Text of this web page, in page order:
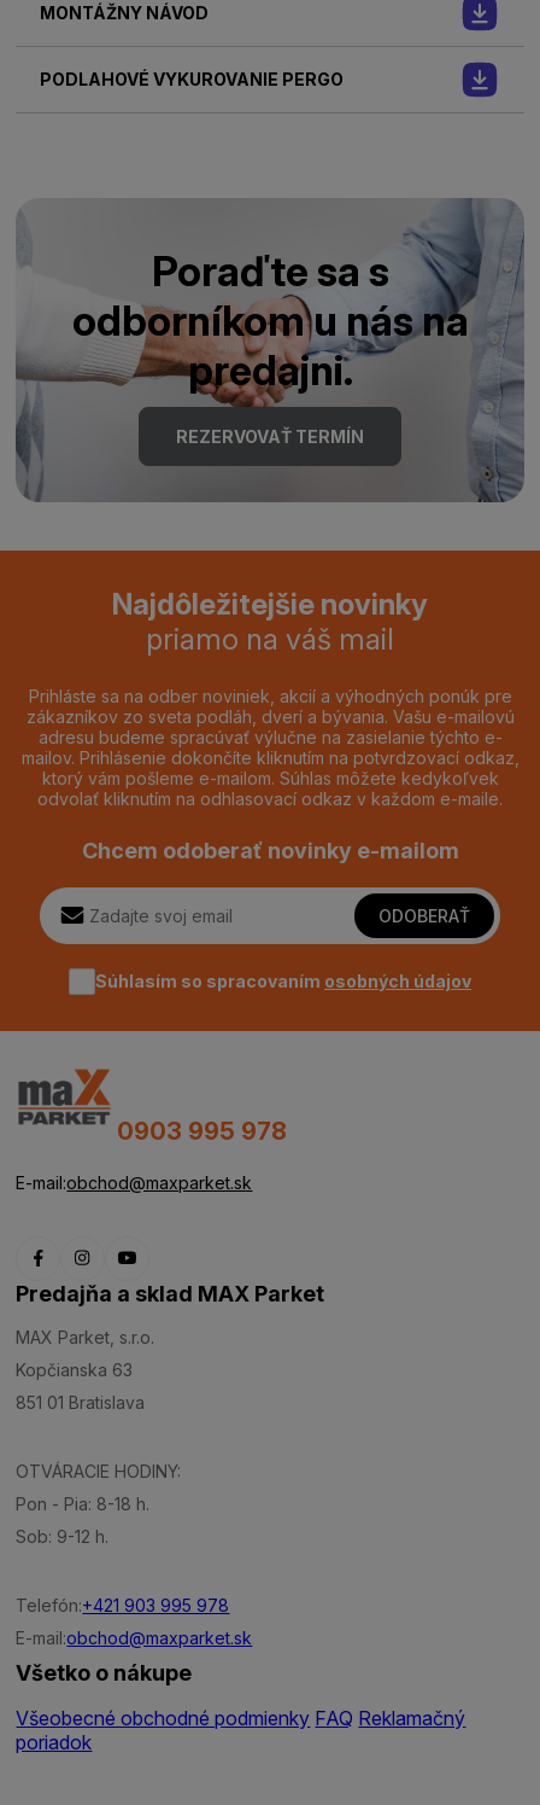
MONTÁŽNY NÁVOD
PODLAHOVÉ VYKUROVANIE PERGO
Poraďte sa s
odborníkom u nás na
predajni.
REZERVOVAŤ TERMÍN
Najdôležitejšie novinky
priamo na váš mail
Prihláste sa na odber noviniek, akcií a výhodných ponúk pre
zákazníkov zo sveta podláh, dverí a bývania. Vašu e-mailovú
adresu budeme spracúvať výlučne na zasielanie týchto e-
mailov. Prihlásenie dokončíte kliknutím na potvrdzovací odkaz,
ktorý vám pošleme e-mailom. Súhlas môžete kedykoľvek
odvolať kliknutím na odhlasovací odkaz v každom e-maile.
Chcem odoberať novinky e-mailom
ODOBERAŤ
Súhlasím so spracovaním osobných údajov
0903 995 978
E-mail:obchod@maxparket.sk
Predajňa a sklad MAX Parket
MAX Parket, s.r.o.
Kopčianska 63
851 01 Bratislava
OTVÁRACIE HODINY:
Pon - Pia: 8-18 h.
Sob: 9-12 h.
Telefón:+421 903 995 978
E-mail:obchod@maxparket.sk
Všetko o nákupe
Všeobecné obchodné podmienky FAQ Reklamačný
poriadok